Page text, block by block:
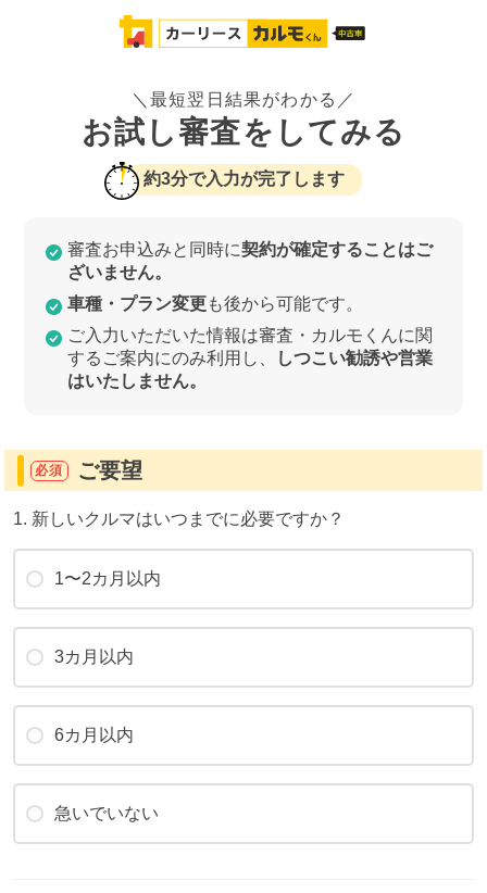
＼最短翌日結果がわかる／
お試し審査をしてみる
約3分で入力が完了します
審査お申込みと同時に契約が確定することはご
ざいません。
車種・プラン変更も後から可能です。
ご入力いただいた情報は審査・カルモくんに関
するご案内にのみ利用し、
しつこい勧誘や営業
はいたしません。
必須 ご要望
1. 新しいクルマはいつまでに必要ですか？
1〜2カ月以内
3カ月以内
6カ月以内
急いでいない